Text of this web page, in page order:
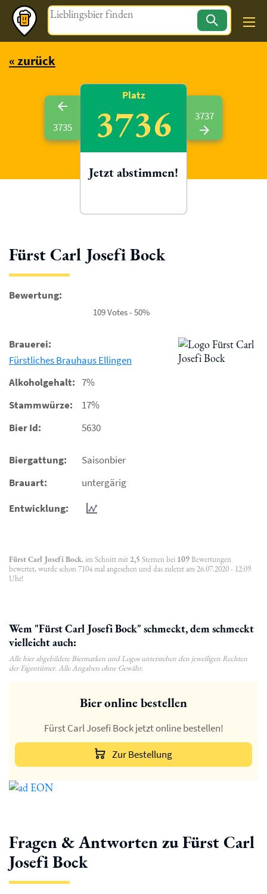
Magazin
« zurück
Fürst Carl Josefi Bock
Bewertung:
109 Votes - 50%
Brauerei:
Fürstliches Brauhaus Ellingen
Alkoholgehalt: 7%
Stammwürze:
17%
Bier Id:
5630
Biergattung:
Saisonbier
Brauart:
untergärig
Entwicklung:
Fürst Carl Josefi Bock, im Schnitt mit 2,5 Sternen bei 109Bewertungen
bewertet, wurde schon 7104 mal angesehen und das zuletzt am 26.07.2020 - 12:09
Uhr!
Wem "Fürst Carl Josefi Bock" schmeckt, dem schmeckt
vielleicht auch:
Alle hier abgebildete Biermarken und Logos unterstehen den jeweiligen Rechten
der Eigentümer. Alle Angaben ohne Gewähr.
3735
Platz
3736
Jetzt abstimmen!
3737
Bier online bestellen
Fürst Carl Josefi Bock jetzt online bestellen!
Zur Bestellung
Fragen & Antworten zu Fürst Carl
Josefi Bock